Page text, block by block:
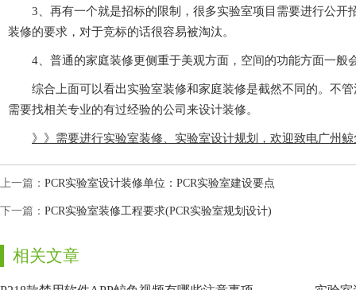
3、再有一个就是招标的限制，很多实验室项目需要进行公开
装修的要求，对于竞标的话很容易被淘汰。
4、普通的家庭装修更侧重于美观方面，空间的功能方面一般会
综合上面可以看出实验室装修和家庭装修是截然不同的。不
需要找相关专业的有过经验的公司来设计装修。
》》需要进行实验室装修、实验室设计规划，欢迎致电广州
上一篇： PCR实验室设计装修单位：PCR实验室建设要点
下一篇： PCR实验室装修工程要求(PCR实验室规划设计)
相关文章